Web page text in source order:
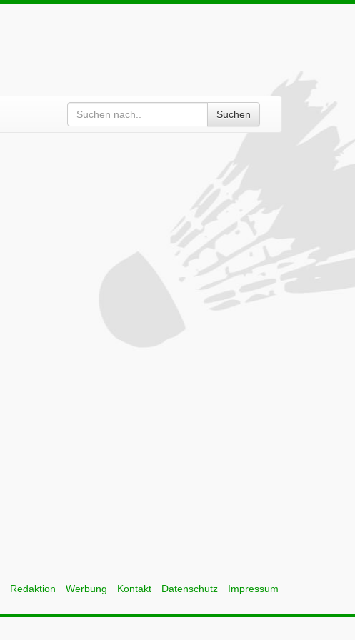
Suchen
Redaktion Werbung Kontakt Datenschutz Impressum